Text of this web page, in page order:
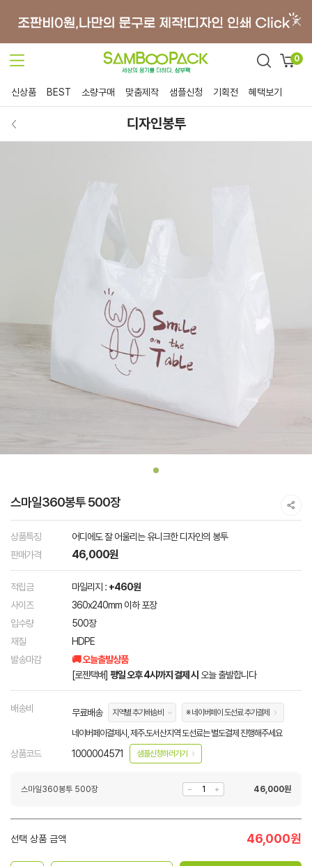
0
신상품 BEST 소량구매 맞춤제작 샘플신청 기획전 혜택보기
디자인봉투
스마일360봉투 500장
상품특징
어디에도 잘 어울리는 유니크한 디자인의 봉투
판매가격
46,000원
적립금 마일리지 : +460원
사이즈
360x240mm 이하 포장
입수량
500장
재질
HDPE
발송마감
🚚 오늘출발상품
[로젠택배] 평일 오후 4시까지 결제 시 오늘 출발합니다
배송비 무료배송 지역별 추가배송비 ※ 네이버페이 도선료 추가결제
네이버페이결제시, 제주.도서산지역 도선료는 별도결제 진행해주세요
상품코드 1000004571 샘플신청하러가기
스마일360봉투 500장 46,000원
선택 상품 금액 46,000원